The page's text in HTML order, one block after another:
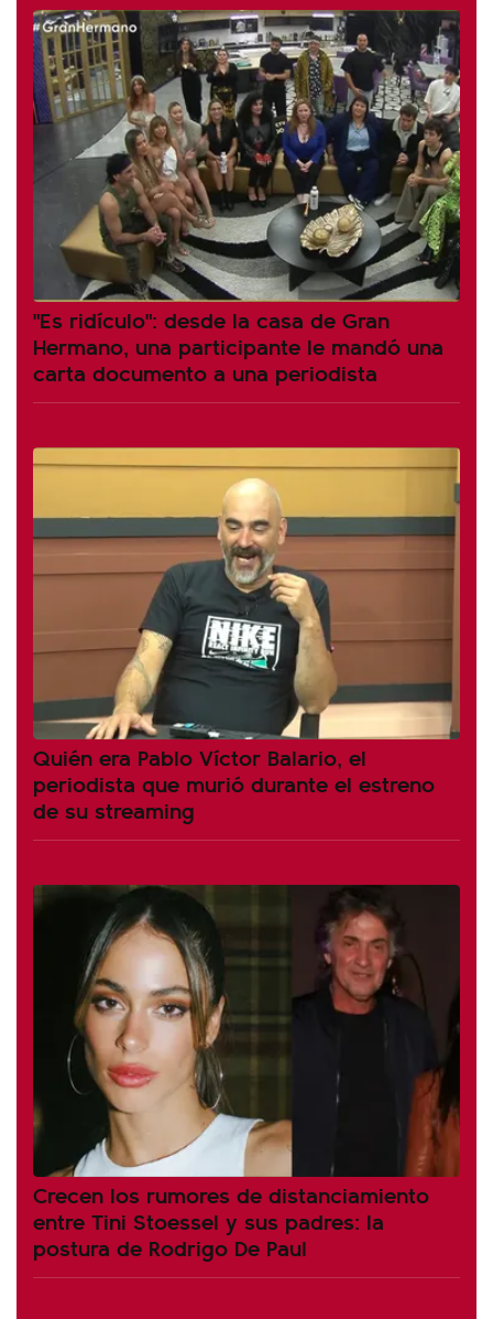
"Es ridículo": desde la casa de Gran
Hermano, una participante le mandó una
carta documento a una periodista
Quién era Pablo Víctor Balario, el
periodista que murió durante el estreno
de su streaming
Crecen los rumores de distanciamiento
entre Tini Stoessel y sus padres: la
postura de Rodrigo De Paul